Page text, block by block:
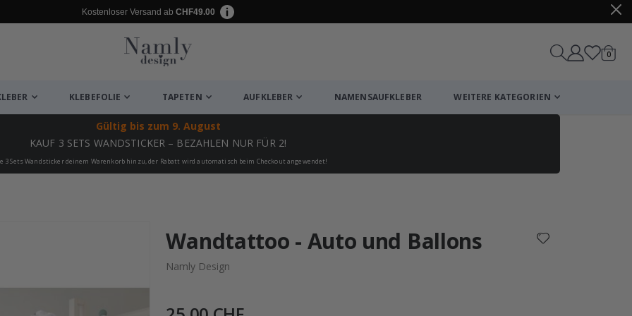
Kostenloser Versand ab CHF49.00
Wagen
0
KLEBEFOLIE TAPETEN AUFKLEBER NAMENSAUFKLEBER WEITERE KATEGORIEN
Gültig bis zum 9. August
KAUF 3 SETS WANDSTICKER – BEZAHLEN NUR FÜR 2!
3 Sets Wandsticker deinem Warenkorb hinzu, der Rabatt wird automatisch beim Checkout angewendet!
Wandtattoo - Auto und Ballons
Namly Design